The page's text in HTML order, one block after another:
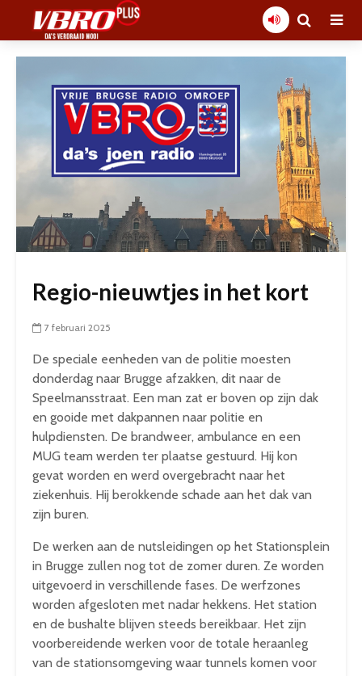
Regio-nieuwtjes in het kort
7 februari 2025
De speciale eenheden van de politie moesten
donderdag naar Brugge afzakken, dit naar de
Speelmansstraat. Een man zat er boven op zijn dak
en gooide met dakpannen naar politie en
hulpdiensten. De brandweer, ambulance en een
MUG team werden ter plaatse gestuurd. Hij kon
gevat worden en werd overgebracht naar het
ziekenhuis. Hij berokkende schade aan het dak van
zijn buren.
De werken aan de nutsleidingen op het Stationsplein
in Brugge zullen nog tot de zomer duren. Ze worden
uitgevoerd in verschillende fases. De werfzones
worden afgesloten met nadar hekkens. Het station
en de bushalte blijven steeds bereikbaar. Het zijn
voorbereidende werken voor de totale heraanleg
van de stationsomgeving waar tunnels komen voor